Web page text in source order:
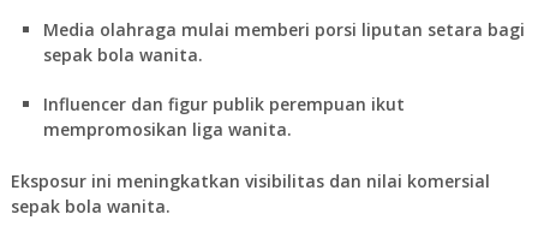
Media olahraga mulai memberi porsi liputan setara bagi
sepak bola wanita.
Influencer dan figur publik perempuan ikut
mempromosikan liga wanita.
Eksposur ini meningkatkan visibilitas dan nilai komersial
sepak bola wanita.